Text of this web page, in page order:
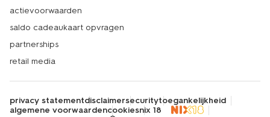
actievoorwaarden
saldo cadeaukaart opvragen
partnerships
retail media
privacy statementdisclaimersecuritytoegankelijkheid
algemene voorwaardencookiesnix 18